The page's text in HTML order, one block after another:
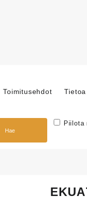
Toimitusehdot
Hae
Piilota